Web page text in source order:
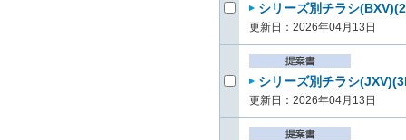
シリーズ別チラシ
更新日：2026年04月13日
シリーズ別チラシ
更新日：2026年04月13日